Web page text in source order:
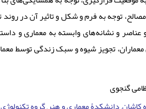
توجه به فرم و شکل و تاثیر آن در
و نشانه‌های وابسته به معماری و
تجویز شیوه و سبک زندگی توسط
گنجوی